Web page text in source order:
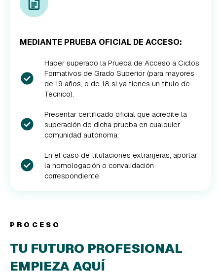
MEDIANTE PRUEBA OFICIAL DE ACCESO:
Haber superado la Prueba de Acceso a Ciclos
Formativos de Grado Superior (para mayores
de 19 años, o de 18 si ya tienes un título de
Técnico).
Presentar certificado oficial que acredite la
superación de dicha prueba en cualquier
comunidad autónoma.
En el caso de titulaciones extranjeras, aportar
la homologación o convalidación
correspondiente.
PROCESO
TU FUTURO PROFESIONAL
EMPIEZA AQUÍ